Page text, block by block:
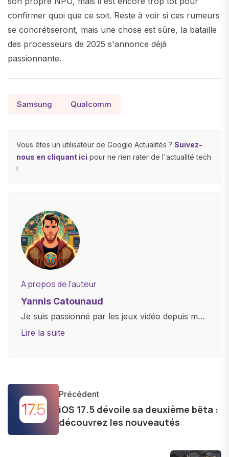
confirmer quoi que ce soit. Reste à voir si ces rumeurs
se concrétiseront, mais une chose est sûre, la bataille
des processeurs de 2025 s'annonce déjà
passionnante.
Samsung Qualcomm
Vous êtes un utilisateur de Google Actualités ? Suivez-
nous en cliquant ici pour ne rien rater de l'actualité tech
!
A propos de l'auteur
Yannis Catounaud
Je suis passionné par les jeux vidéo depuis mon
plus jeune âge. Mon amour pour l'univers
et bien d'autres gadgets technologiques. Armé
d'une curiosité insatiable, j'aime dévoiler les
dernières tendances et innovations, partageant
avec enthousiasme mes découvertes avec la
Lire la suite
Précédent
iOS 17.5 dévoile sa deuxième bêta :
découvrez les nouveautés